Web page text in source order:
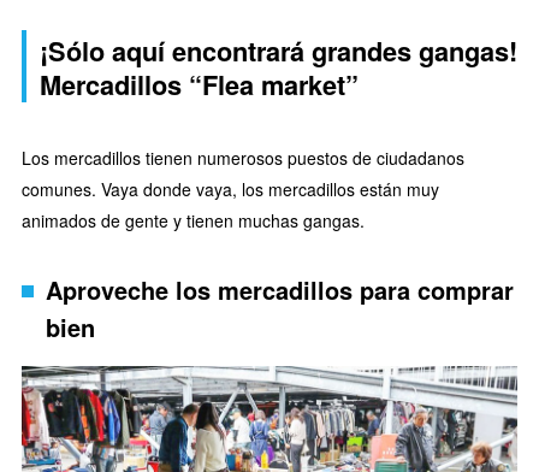
¡Sólo aquí encontrará grandes gangas!
Mercadillos “Flea market”
Los mercadillos tienen numerosos puestos de ciudadanos
comunes. Vaya donde vaya, los mercadillos están muy
animados de gente y tienen muchas gangas.
Aproveche los mercadillos para comprar
bien